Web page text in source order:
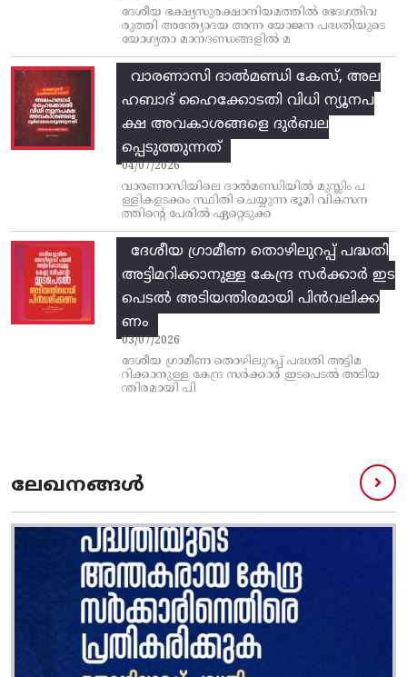
ദേശീയ ഭക്ഷ്യസുരക്ഷാനിയമത്തിൽ ഭേദഗതിവ
രുത്തി അന്ത്യോദയ അന്ന യോജന പദ്ധതിയുടെ
യോഗ്യതാ മാനദണ്ഡങ്ങളിൽ മ
വാരണാസി ദാൽമണ്ഡി കേസ്, അല
ഹബാദ് ഹൈക്കോടതി വിധി ന്യൂനപ
ക്ഷ അവകാശങ്ങളെ ദുർബല
പ്പെടുത്തുന്നത്
04/07/2026
വാരണാസിയിലെ ദാൽമണ്ഡിയിൽ മുസ്ലിം പ
ള്ളികളടക്കം സ്ഥിതി ചെയ്യുന്ന ഭൂമി വികസന
ത്തിന്റെ പേരിൽ ഏറ്റെടുക്ക
ദേശീയ ഗ്രാമീണ തൊഴിലുറപ്പ്‌ പദ്ധതി
അട്ടിമറിക്കാനുള്ള കേന്ദ്ര സര്‍ക്കാര്‍ ഇട
പെടല്‍ അടിയന്തിരമായി പിന്‍വലിക്ക
ണം
03/07/2026
ദേശീയ ഗ്രാമീണ തൊഴിലുറപ്പ്‌ പദ്ധതി അട്ടിമ
റിക്കാനുള്ള കേന്ദ്ര സര്‍ക്കാര്‍ ഇടപെടല്‍ അടിയ
ന്തിരമായി പി
ലേഖനങ്ങൾ